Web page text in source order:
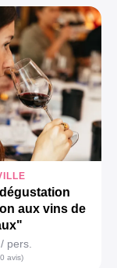
aux vins de
pers.
avis)